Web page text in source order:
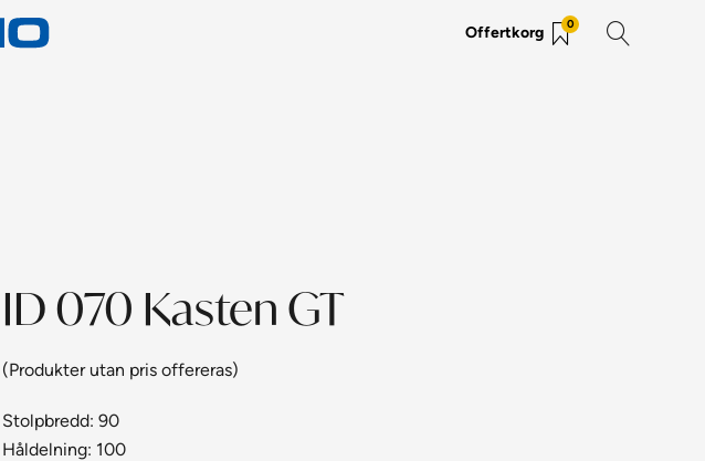
Offertkorg 0
ID 070 Kasten GT
(Produkter utan pris offereras)
Stolpbredd: 90
Håldelning: 100